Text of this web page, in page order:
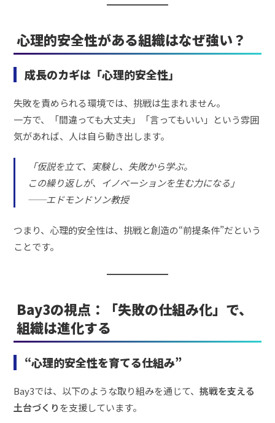
心理的安全性がある組織はなぜ強い？
成長のカギは「心理的安全性」
失敗を責められる環境では、挑戦は生まれません。
一方で、「間違っても大丈夫」「言ってもいい」という雰囲
気があれば、人は自ら動き出します。
「仮説を立て、実験し、失敗から学ぶ。
この繰り返しが、イノベーションを生む力になる」
──エドモンドソン教授
つまり、心理的安全性は、挑戦と創造の“前提条件”だという
ことです。
Bay3の視点：「失敗の仕組み化」で、
組織は進化する
“心理的安全性を育てる仕組み”
Bay3では、以下のような取り組みを通じて、挑戦を支える
土台づくりを支援しています。